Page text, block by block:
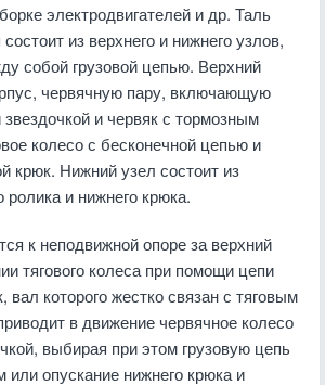
электродвигателей и др. Таль
из верхнего и нижнего узлов,
собой грузовой цепью. Верхний
червячную пару, включающую
звездочкой и червяк с тормозным
колесо с бесконечной цепью и
крюк. Нижний узел состоит из
ролика и нижнего крюка.
к неподвижной опоре за верхний
тягового колеса при помощи цепи
вал которого жестко связан с тяговым
в движение червячное колесо
выбирая при этом грузовую цепь
опускание нижнего крюка и